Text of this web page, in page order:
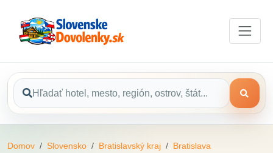
Domov Slovensko Bratislavský kraj
Bratislava